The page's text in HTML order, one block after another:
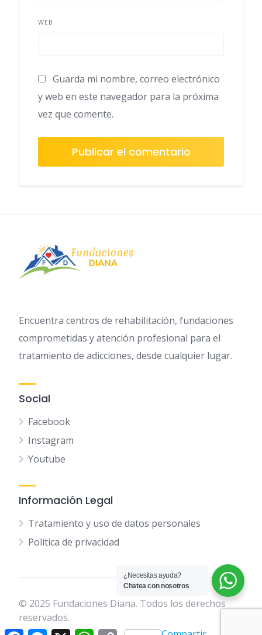
WEB
Guarda mi nombre, correo electrónico
y web en este navegador para la próxima
vez que comente.
Encuentra centros de rehabilitación, fundaciones
comprometidas y atención profesional para el
tratamiento de adicciones, desde cualquier lugar.
Social
Facebook
Instagram
Youtube
Información Legal
Tratamiento y uso de datos personales
Política de privacidad
© 2025 Fundaciones Diana. Todos los derechos
reservados.
¿Necesitas ayuda?
Chatea con nosotros